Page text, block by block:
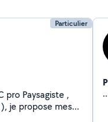
Particulier
pro Paysagiste ,
je propose mes